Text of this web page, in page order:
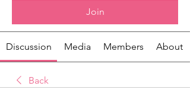
Join
Discussion Media Members About
Back